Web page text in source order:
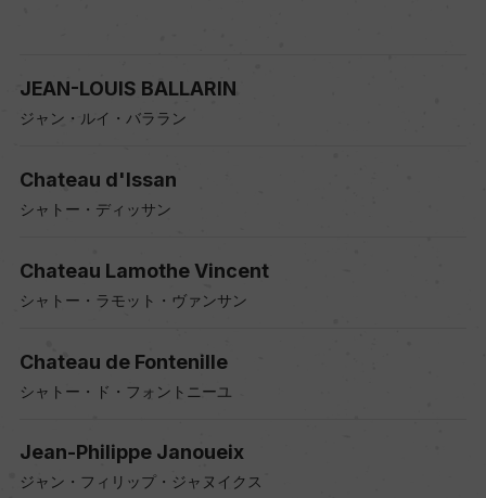
JEAN-LOUIS BALLARIN
ジャン・ルイ・バララン
Chateau d'Issan
シャトー・ディッサン
Chateau Lamothe Vincent
シャトー・ラモット・ヴァンサン
Chateau de Fontenille
シャトー・ド・フォントニーユ
Jean-Philippe Janoueix
ジャン・フィリップ・ジャヌイクス